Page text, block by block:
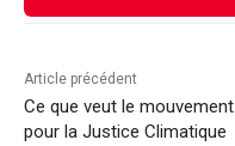
Article précédent
Ce que veut le mouvement
pour la Justice Climatique